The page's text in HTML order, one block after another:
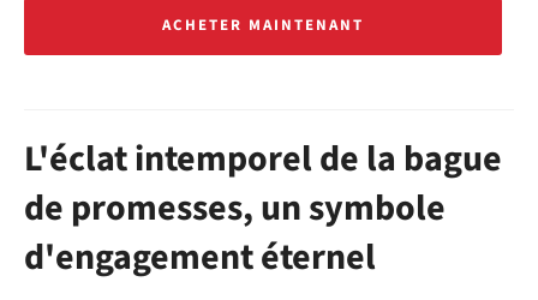
ACHETER MAINTENANT
L'éclat intemporel de la bague
de promesses, un symbole
d'engagement éternel